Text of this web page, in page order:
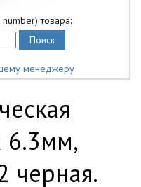
товара:
менеджеру
6.3мм,
черная.